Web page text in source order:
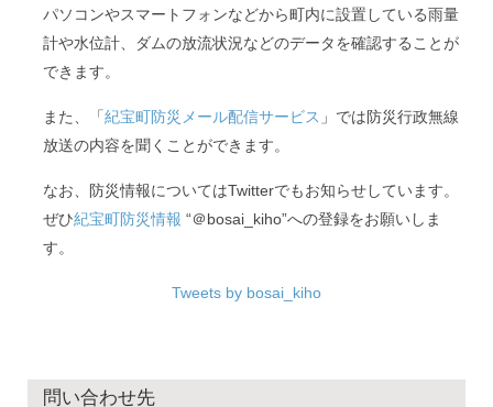
パソコンやスマートフォンなどから町内に設置している雨量
計や水位計、ダムの放流状況などのデータを確認することが
できます。
また、「紀宝町防災メール配信サービス 」では防災行政無線
放送の内容を聞くことができます。
なお、防災情報についてはTwitterでもお知らせしています。
ぜひ紀宝町防災情報 “＠bosai_kiho”への登録をお願いしま
す。
Tweets by bosai_kiho
問い合わせ先